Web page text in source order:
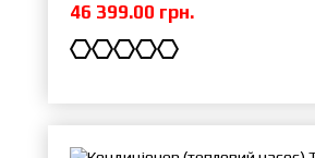
46 399.00 грн.